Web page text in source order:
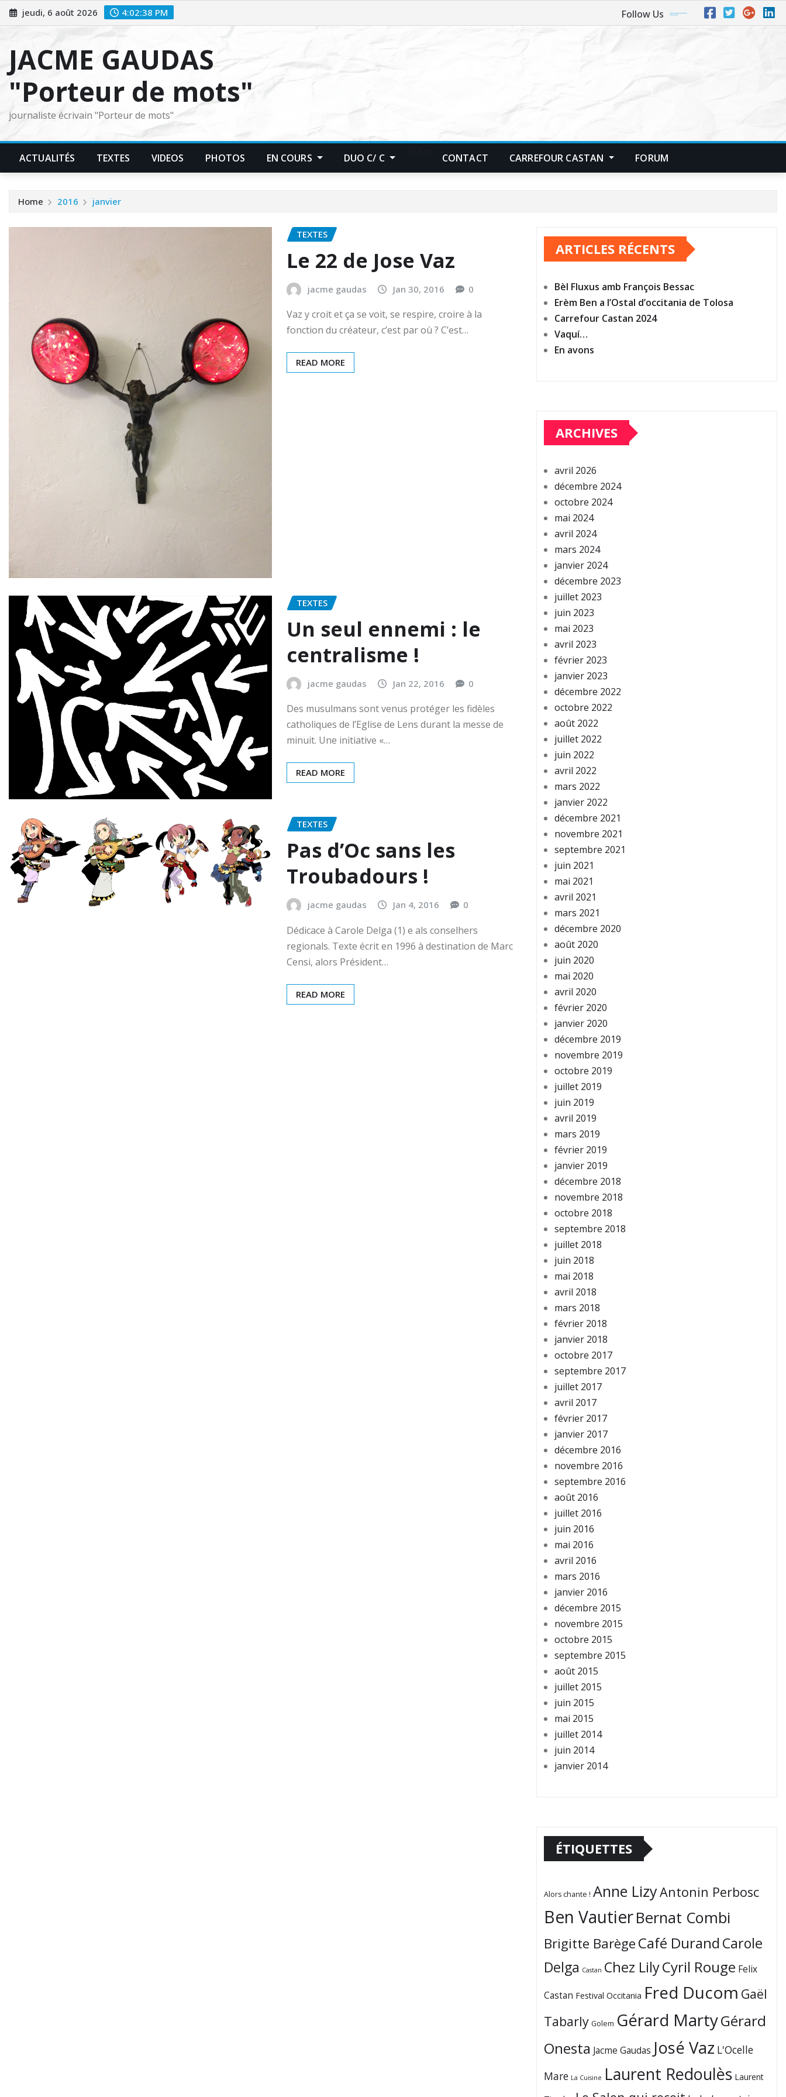
Skip
to
jeudi, 6 août 2026 4:02:39 PM Follow Us
JACME GAUDAS
"Porteur de mots"
journaliste écrivain "Porteur de mots"
ACTUALITÉS TEXTES VIDEOS PHOTOS EN COURS DUO C/ C CONTACT CARREFOUR CASTAN FORUM
Home 2016 janvier
TEXTES
Le 22 de Jose Vaz
jacme gaudas Jan 30, 2016 0
Vaz y croit et ça se voit, se respire, croire à la
fonction du créateur, c’est par où ? C’est…
READ MORE
TEXTES
Un seul ennemi : le
centralisme !
jacme gaudas Jan 22, 2016 0
Des musulmans sont venus protéger les fidèles
catholiques de l’Eglise de Lens durant la messe de
minuit. Une initiative «…
READ MORE
TEXTES
Pas d’Oc sans les
Troubadours !
jacme gaudas Jan 4, 2016 0
Dédicace à Carole Delga (1) e als conselhers
regionals. Texte écrit en 1996 à destination de Marc
Censi, alors Président…
READ MORE
ARTICLES RÉCENTS
Bèl Fluxus amb François Bessac
Erèm Ben a l’Ostal d’occitania de Tolosa
Carrefour Castan 2024
Vaquí…
En avons
ARCHIVES
avril 2026
décembre 2024
octobre 2024
mai 2024
avril 2024
mars 2024
janvier 2024
décembre 2023
juillet 2023
juin 2023
mai 2023
avril 2023
février 2023
janvier 2023
décembre 2022
octobre 2022
août 2022
juillet 2022
juin 2022
avril 2022
mars 2022
janvier 2022
décembre 2021
novembre 2021
septembre 2021
juin 2021
mai 2021
avril 2021
mars 2021
décembre 2020
août 2020
juin 2020
mai 2020
avril 2020
février 2020
janvier 2020
décembre 2019
novembre 2019
octobre 2019
juillet 2019
juin 2019
avril 2019
mars 2019
février 2019
janvier 2019
décembre 2018
novembre 2018
octobre 2018
septembre 2018
juillet 2018
juin 2018
mai 2018
avril 2018
mars 2018
février 2018
janvier 2018
octobre 2017
septembre 2017
juillet 2017
avril 2017
février 2017
janvier 2017
décembre 2016
novembre 2016
septembre 2016
août 2016
juillet 2016
juin 2016
mai 2016
avril 2016
mars 2016
janvier 2016
décembre 2015
novembre 2015
octobre 2015
septembre 2015
août 2015
juillet 2015
juin 2015
mai 2015
juillet 2014
juin 2014
janvier 2014
ÉTIQUETTES
Alors chante ! Anne LizyAntonin Perbosc
Ben VautierBernat Combi
Brigitte BarègeCafé Durand Carole
Delga Castan Chez LilyCyril Rouge Felix
Castan Festival Occitania Fred Ducom Gaël
Tabarly Golem Gérard MartyGérard
Onesta Jacme Gaudas José Vaz L'Ocelle
Mare La Cuisine Laurent Redoulès Laurent